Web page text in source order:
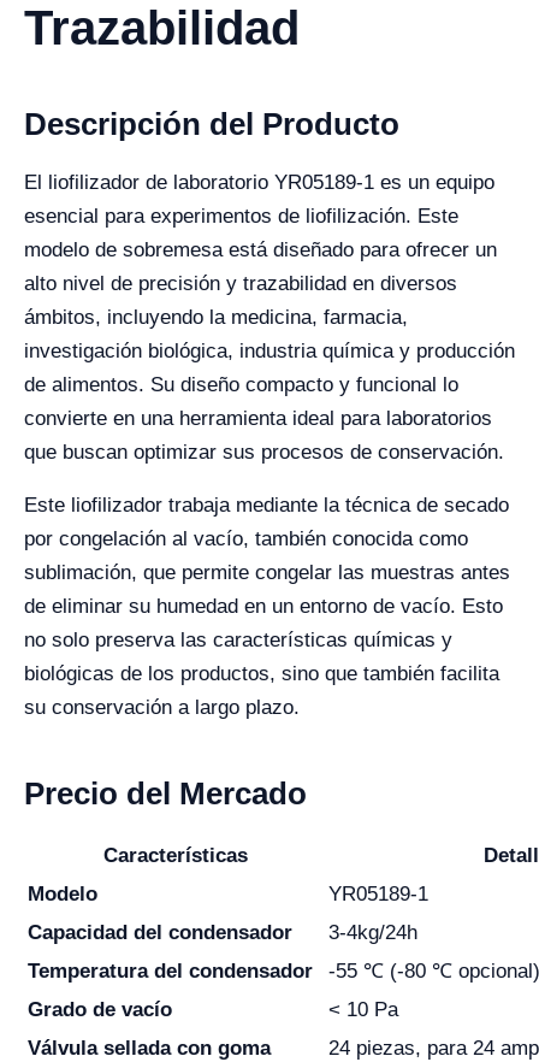
Trazabilidad
Descripción del Producto
El liofilizador de laboratorio YR05189-1 es un equipo
esencial para experimentos de liofilización. Este
modelo de sobremesa está diseñado para ofrecer un
alto nivel de precisión y trazabilidad en diversos
ámbitos, incluyendo la medicina, farmacia,
investigación biológica, industria química y producción
de alimentos. Su diseño compacto y funcional lo
convierte en una herramienta ideal para laboratorios
que buscan optimizar sus procesos de conservación.
Este liofilizador trabaja mediante la técnica de secado
por congelación al vacío, también conocida como
sublimación, que permite congelar las muestras antes
de eliminar su humedad en un entorno de vacío. Esto
no solo preserva las características químicas y
biológicas de los productos, sino que también facilita
su conservación a largo plazo.
Precio del Mercado
Características
Modelo
YR05189-1
Capacidad del condensador
3-4kg/24h
Temperatura del condensador
-55 ℃ (-80 ℃ opcional)
Grado de vacío
< 10 Pa
Válvula sellada con goma
24 piezas, para 24